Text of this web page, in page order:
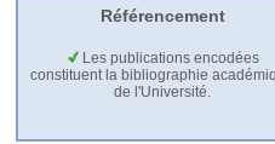
Référencement
Les publications encodées
constituent la bibliographie
de l'Université.